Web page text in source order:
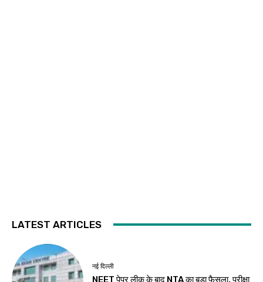
LATEST ARTICLES
नई दिल्ली